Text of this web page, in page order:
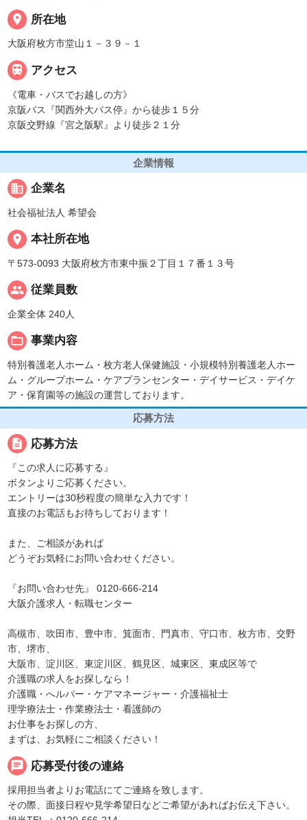
place 所在地
大阪府枚方市堂山１－３９－１
 アクセス
《電車・バスでお越しの方》
京阪バス『関西外大バス停』から徒歩１５分
京阪交野線『宮之阪駅』より徒歩２１分
企業情報
business 企業名
社会福祉法人 希望会
place 本社所在地
〒573-0093 大阪府枚方市東中振２丁目１７番１３号
people 従業員数
企業全体 240人
folder_open 事業内容
特別養護老人ホーム・枚方老人保健施設・小規模特別養護老人ホー
ム・グループホーム・ケアプランセンター・デイサービス・デイケ
ア・保育園等の施設の運営しております。
応募方法
description 応募方法
『この求人に応募する』
ボタンよりご応募ください。
エントリーは30秒程度の簡単な入力です！
直接のお電話もお待ちしております！
また、ご相談があれば
どうぞお気軽にお問い合わせください。
『お問い合わせ先』 0120-666-214
大阪介護求人・転職センター
高槻市、吹田市、豊中市、箕面市、門真市、守口市、枚方市、交野
市、堺市、
大阪市、淀川区、東淀川区、鶴見区、城東区、東成区等で
介護職の求人をお探しなら！
介護職・へルパー・ケアマネージャー・介護福祉士
理学療法士・作業療法士・看護師の
お仕事をお探しの方、
まずは、お気軽にご相談ください！
chat 応募受付後の連絡
採用担当者よりお電話にてご連絡を致します。
その際、面接日程や見学希望日などご希望があればお伝え下さい。